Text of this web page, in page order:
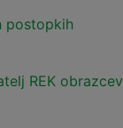
postopkih
REK obrazcev